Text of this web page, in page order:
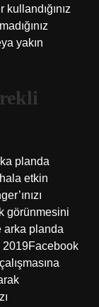
yakın
planda
etkin
görünmesini
arka planda
2019Facebook